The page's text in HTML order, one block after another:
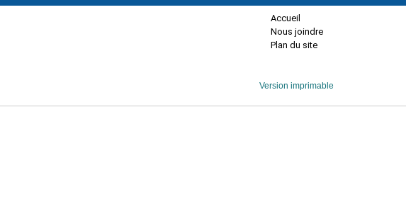
Accueil
Nous joindre
Plan du site
Version imprimable